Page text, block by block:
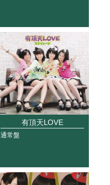
有頂天LOVE
通常盤